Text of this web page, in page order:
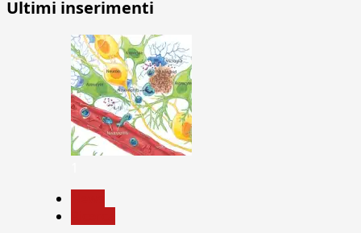
articoli
Ultimi inserimenti